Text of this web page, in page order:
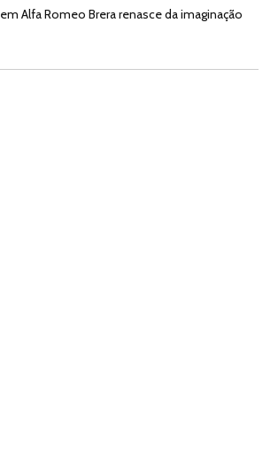
emAlfa Romeo Brera renasce da imaginação